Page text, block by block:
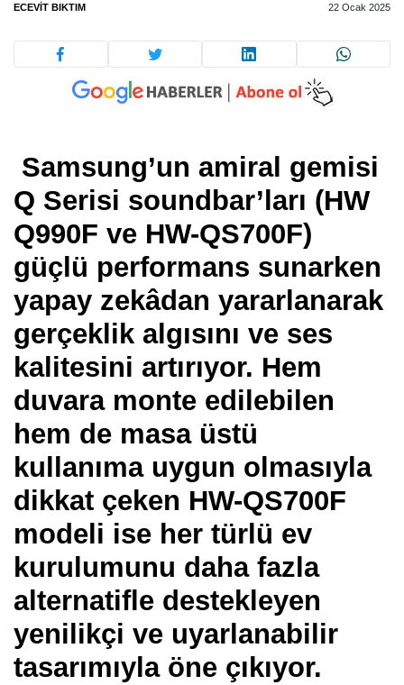
ECEVIT BIKTIM 22 Ocak 2025
Samsung’un amiral gemisi
Q Serisi soundbar’ları (HW
Q990F ve HW-QS700F)
güçlü performans sunarken
yapay zekâdan yararlanarak
gerçeklik algısını ve ses
kalitesini artırıyor. Hem
duvara monte edilebilen
hem de masa üstü
kullanıma uygun olmasıyla
dikkat çeken HW-QS700F
modeli ise her türlü ev
kurulumunu daha fazla
alternatifle destekleyen
yenilikçi ve uyarlanabilir
tasarımıyla öne çıkıyor.